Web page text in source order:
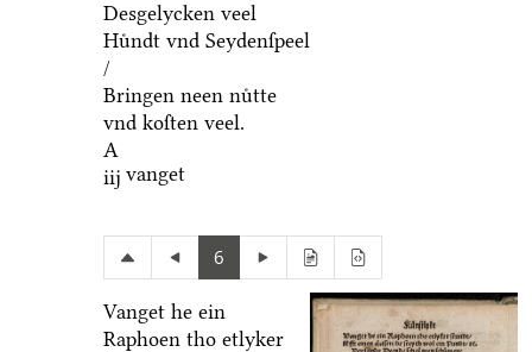
Desgelycken veel
Huͤndt vnd Seydenſpeel
/
Bringen neen nuͤtte
vnd koſten veel.
A
iij vanget
6
Vanget he ein
Raphoen tho etlyker